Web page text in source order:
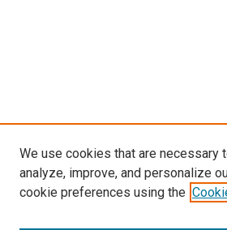
We use cookies that are necessary
analyze, improve, and personalize
cookie preferences using the